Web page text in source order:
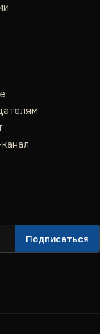
Подписаться